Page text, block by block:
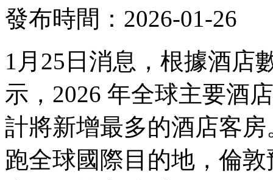
發布時間：2026-01-26
1月25日消息，根據酒店
示，2026 年全球主要酒
計將新增最多的酒店客
跑全球國際目的地，倫